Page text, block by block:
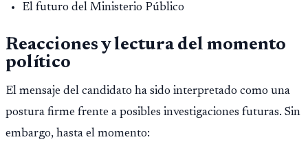
El futuro del Ministerio Público
Reacciones y lectura del momento
político
El mensaje del candidato ha sido interpretado como una
postura firme frente a posibles investigaciones futuras. Sin
embargo, hasta el momento: